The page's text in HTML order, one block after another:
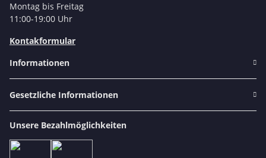
Montag bis Freitag
11:00-19:00 Uhr
Kontakformular
Informationen
Gesetzliche Informationen
Unsere Bezahlmöglichkeiten